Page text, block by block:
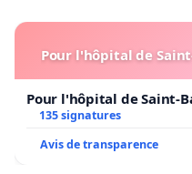
Pour l'hôpital de
Pour l'hôpital de Saint-
135 signatures
Avis de transparence